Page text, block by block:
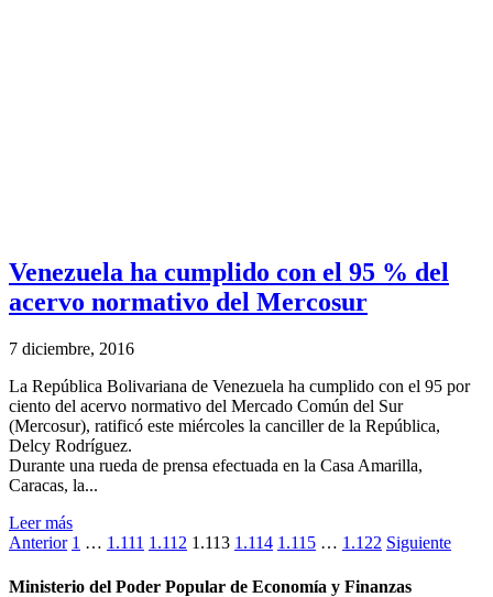
Venezuela ha cumplido con el 95 % del
acervo normativo del Mercosur
7 diciembre, 2016
La República Bolivariana de Venezuela ha cumplido con el 95 por
ciento del acervo normativo del Mercado Común del Sur
(Mercosur), ratificó este miércoles la canciller de la República,
Delcy Rodríguez.
Durante una rueda de prensa efectuada en la Casa Amarilla,
Caracas, la...
Leer más
Anterior 1 … 1.111 1.112 1.113 1.114 1.115 … 1.122 Siguiente
Ministerio del Poder Popular de Economía y Finanzas